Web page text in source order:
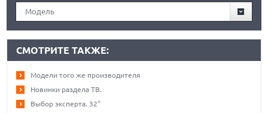
Модель
СМОТРИТЕ ТАКЖЕ:
Модели того же производителя
Новинки раздела ТВ.
Выбор эксперта. 32"